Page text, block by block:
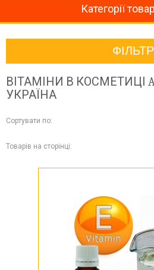
Категорії
ФІЛЬТР
ВІТАМІНИ В КОСМЕТИЦІ
УКРАЇНА
Сортувати по:
Товарів на сторінці: